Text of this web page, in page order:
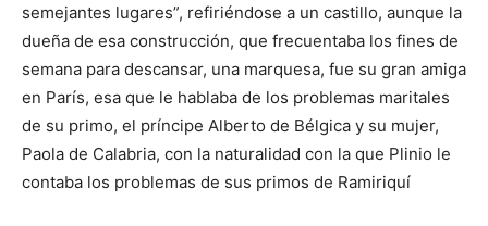
semejantes lugares”, refiriéndose a un castillo, aunque la
dueña de esa construcción, que frecuentaba los fines de
semana para descansar, una marquesa, fue su gran amiga
en París, esa que le hablaba de los problemas maritales
de su primo, el príncipe Alberto de Bélgica y su mujer,
Paola de Calabria, con la naturalidad con la que Plinio le
contaba los problemas de sus primos de Ramiriquí